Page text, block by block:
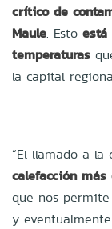
crítico de
Maule. Esto está
temperaturas
la capital
“El llamado a la
calefacción
que nos
y